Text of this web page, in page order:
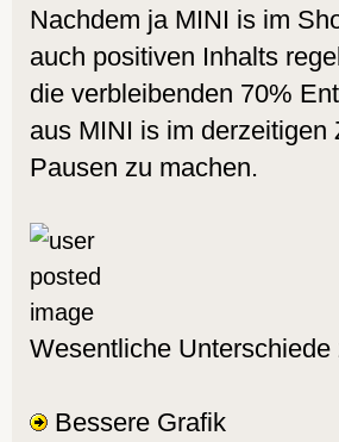
Nachdem ja MINI is im
auch positiven Inhalts
die verbleibenden 70%
aus MINI is im
Pausen zu machen.
Wesentliche Unterschiede
Bessere Grafik